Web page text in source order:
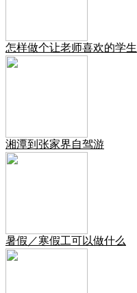
怎样做个让老师喜欢的学生
湘潭到张家界自驾游
暑假／寒假工可以做什么